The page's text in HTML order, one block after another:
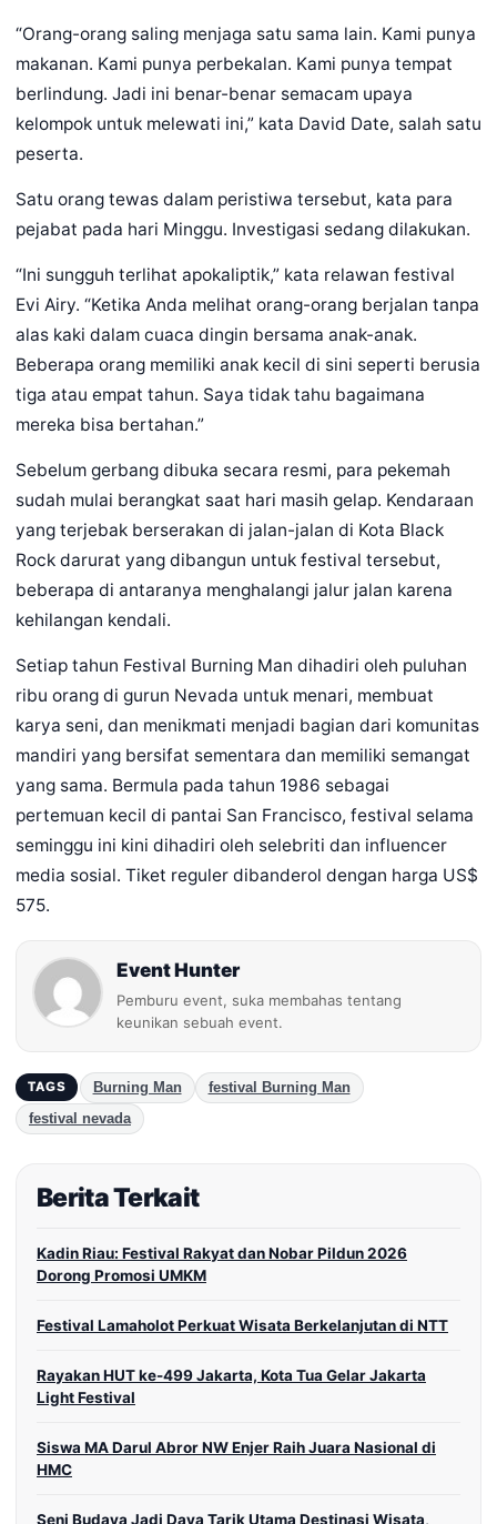
“Orang-orang saling menjaga satu sama lain. Kami punya
makanan. Kami punya perbekalan. Kami punya tempat
berlindung. Jadi ini benar-benar semacam upaya
kelompok untuk melewati ini,” kata David Date, salah satu
peserta.
Satu orang tewas dalam peristiwa tersebut, kata para
pejabat pada hari Minggu. Investigasi sedang dilakukan.
“Ini sungguh terlihat apokaliptik,” kata relawan festival
Evi Airy. “Ketika Anda melihat orang-orang berjalan tanpa
alas kaki dalam cuaca dingin bersama anak-anak.
Beberapa orang memiliki anak kecil di sini seperti berusia
tiga atau empat tahun. Saya tidak tahu bagaimana
mereka bisa bertahan.”
Sebelum gerbang dibuka secara resmi, para pekemah
sudah mulai berangkat saat hari masih gelap. Kendaraan
yang terjebak berserakan di jalan-jalan di Kota Black
Rock darurat yang dibangun untuk festival tersebut,
beberapa di antaranya menghalangi jalur jalan karena
kehilangan kendali.
Setiap tahun Festival Burning Man dihadiri oleh puluhan
ribu orang di gurun Nevada untuk menari, membuat
karya seni, dan menikmati menjadi bagian dari komunitas
mandiri yang bersifat sementara dan memiliki semangat
yang sama. Bermula pada tahun 1986 sebagai
pertemuan kecil di pantai San Francisco, festival selama
seminggu ini kini dihadiri oleh selebriti dan influencer
media sosial. Tiket reguler dibanderol dengan harga US$
575.
Event Hunter
Pemburu event, suka membahas tentang
keunikan sebuah event.
TAGS Burning Man
festival Burning Man
festival nevada
Berita Terkait
Kadin Riau: Festival Rakyat dan Nobar Pildun 2026
Dorong Promosi UMKM
Festival Lamaholot Perkuat Wisata Berkelanjutan di NTT
Rayakan HUT ke-499 Jakarta, Kota Tua Gelar Jakarta
Light Festival
Siswa MA Darul Abror NW Enjer Raih Juara Nasional di
HMC
Seni Budaya Jadi Daya Tarik Utama Destinasi Wisata,